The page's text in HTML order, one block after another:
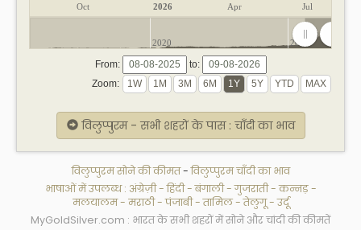
Oct 2026 Apr Jul
2020 2025
From:
to:
Zoom:
विलुप्पुरम - सभी शहरों के पास : चाँदी का भाव
विलुप्पुरम सोने की कीमत-विलुप्पुरम चाँदी का भाव
भाषाओं में उपलब्ध : अंग्रेज़ी-हिंदी-बंगाली-गुजराती-कन्नड़-
मलयालम- मराठी-पंजाबी-तामिल-तेलुगू-उर्दू
MyGoldSilver.com : भारत के सभी शहरों में सोने और चांदी की कीमतें